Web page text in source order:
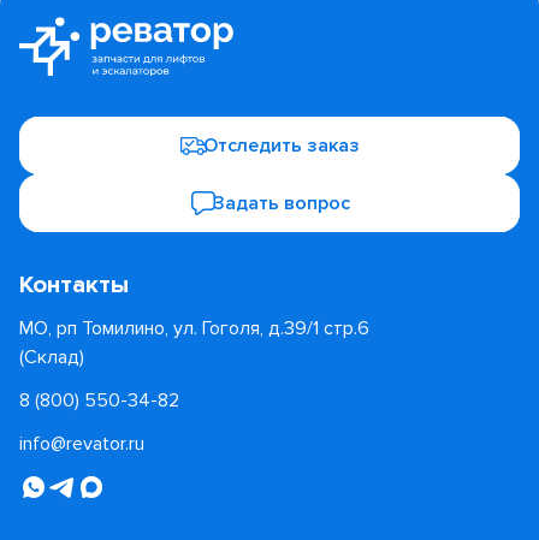
Отследить заказ
Задать вопрос
Контакты
МО, рп Томилино, ул. Гоголя, д.39/1 стр.6
(Склад)
8 (800) 550-34-82
info@revator.ru